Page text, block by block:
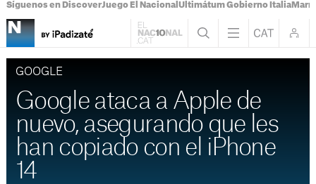
Síguenos en DiscoverJuego El Nacional Ultimátum Gobierno Italia
GOOGLE
Google ataca a Apple de
nuevo, asegurando que les
han copiado con el iPhone
14